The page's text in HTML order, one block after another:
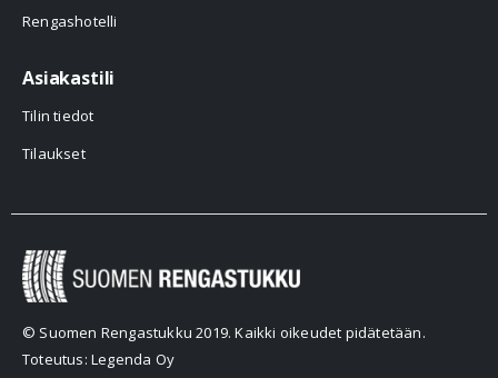
Rengashotelli
Asiakastili
Tilin tiedot
Tilaukset
© Suomen Rengastukku 2019. Kaikki oikeudet pidätetään.
Toteutus: Legenda Oy